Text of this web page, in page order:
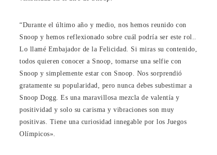
“Durante el último año y medio, nos hemos reunido con
Snoop y hemos reflexionado sobre cuál podría ser este rol.
Lo llamé Embajador de la Felicidad. Si miras su contenido,
todos quieren conocer a Snoop, tomarse una selfie con
Snoop y simplemente estar con Snoop. Nos sorprendió
gratamente su popularidad, pero nunca debes subestimar a
Snoop Dogg. Es una maravillosa mezcla de valentía y
positividad y solo su carisma y vibraciones son muy
positivas. Tiene una curiosidad innegable por los Juegos
Olímpicos».